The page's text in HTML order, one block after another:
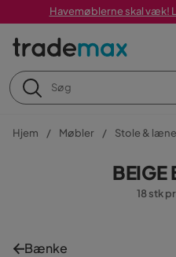
Havemøblerne skal væk!
Hjem Møbler Stole &
18 stk
Bænke